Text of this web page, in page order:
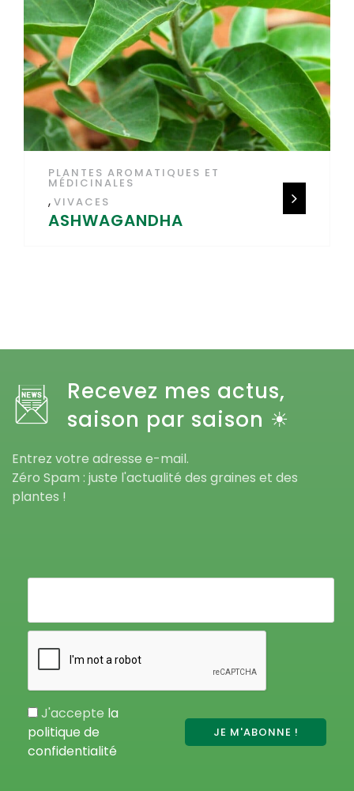
PLANTES AROMATIQUES ET
MÉDICINALES
, VIVACES
ASHWAGANDHA
Recevez mes actus,
saison par saison ☀
Entrez votre adresse e-mail.
Zéro Spam : juste l'actualité des graines et des
plantes !
J'accepte la
politique de
confidentialité